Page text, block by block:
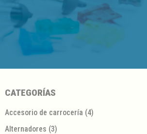
CATEGORÍAS
Accesorio de carrocería (4)
Alternadores (3)